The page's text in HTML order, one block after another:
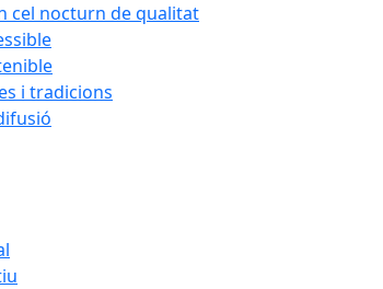
cel nocturn de qualitat
i tradicions